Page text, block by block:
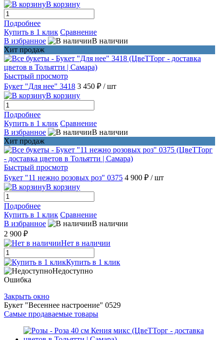
В корзину
Подробнее
Купить в 1 клик Сравнение
В избранное
В наличии
Хит продаж
Быстрый просмотр
Букет "Для нее" 3418 3 450 ₽ / шт
В корзину
Подробнее
Купить в 1 клик Сравнение
В избранное
В наличии
Хит продаж
Быстрый просмотр
Букет "11 нежно розовых роз" 0375 4 900 ₽ / шт
В корзину
Подробнее
Купить в 1 клик Сравнение
В избранное
В наличии
2 900 ₽
Нет в наличии
Купить в 1 клик
Недоступно
Ошибка
Закрыть окно
Букет "Весеннее настроение" 0529
Самые продаваемые товары